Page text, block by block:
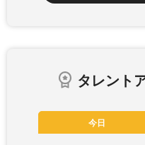
タレント
今日